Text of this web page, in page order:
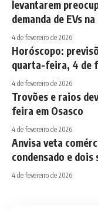
levantarem
demanda de EVs na
4 de fevereiro de 2026
Horóscopo:
quarta-feira, 4 de
4 de fevereiro de 2026
Trovões e raios
feira em Osasco
4 de fevereiro de 2026
Anvisa veta
condensado e dois
4 de fevereiro de 2026